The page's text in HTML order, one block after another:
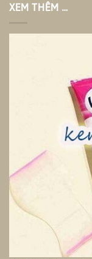
XEM THÊM …